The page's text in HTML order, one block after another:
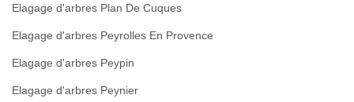
Elagage d'arbres Plan De Cuques
Elagage d'arbres Peyrolles En Provence
Elagage d'arbres Peypin
Elagage d'arbres Peynier